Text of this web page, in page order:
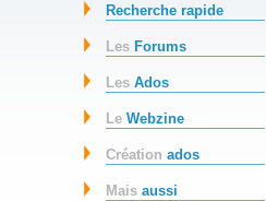
Recherche rapide
Les Forums
LesAdos
LeWebzine
Créationados
Maisaussi